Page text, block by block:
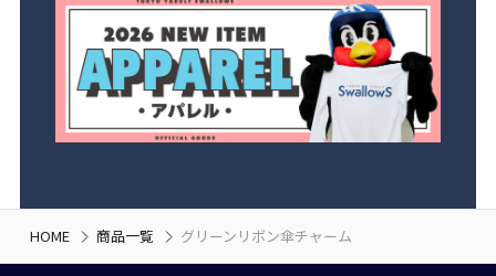
HOME 商品一覧 グリーンリボン傘チャーム